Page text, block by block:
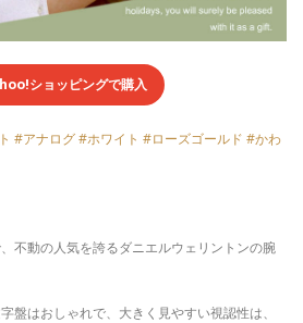
ショッピングで購入
#アナログ #ホワイト #ローズゴールド #かわ
不動の人気を誇るダニエルウェリントンの腕
盤はおしゃれで、大きく見やすい視認性は、